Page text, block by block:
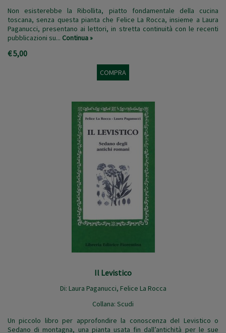
Non esisterebbe la Ribollita, piatto fondamentale della cucina
toscana, senza questa pianta che Felice La Rocca, insieme a Laura
Paganucci, presentano ai lettori, in stretta continuità con le recenti
pubblicazioni su... Continua »
€ 5,00
COMPRA
Il Levistico
Di: Laura Paganucci, Felice La Rocca
Collana: Scudi
Un piccolo libro per approfondire la conoscenza deI Levistico o
Sedano di montagna, una pianta usata fin dall’antichità per le sue